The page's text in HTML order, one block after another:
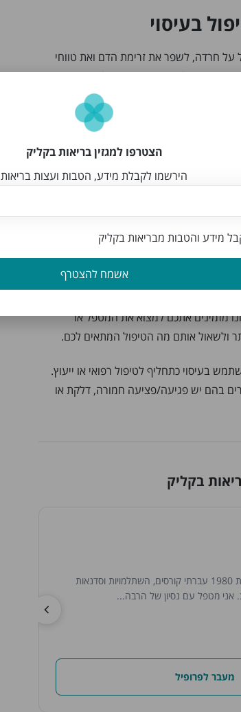
בעיסוי
על חרדה, לשפר את זרימת הדם ואת טווחי
ועוויתות ולקדם ירידה במשקל. מחקרים
על הכאב אצל אנשים עם דלקת פרקים
הם פיזיים ורגשיים, יכולים להעלות את
טיפול בעיסוי יכול גם לשפר את
המלטונין, הורמון המווסת את מחזור
– סיכום
קשה אשר פוגעת בנו ובסובבים
גדולה ובה ניתן למצוא שלל מטפלים
מזמינים אתכם למצוא את המטפל או
ולשאול אותם מה הטיפול המתאים לכם.
בעיסוי כתחליף לטיפול רפואי או ייעוץ.
בהם יש פגיעה/פציעה חמורה, דלקת או
בקליק
התחלתי ללמוד עיסוי כבר בשנת 1980 עברתי קורסים, השתלמויות וסדנאות
אני מטפל עם נסיון של הרבה...
מעבר לפרופיל
הצטרפו למגזין בריאות בקליק
הירשמו לקבלת מידע, הטבות ועצות בריאות
מידע והטבות מבריאות בקליק
אשמח להצטרף